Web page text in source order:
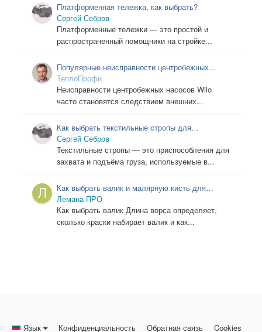
Платформенная тележка, как выбрать?
Сергей Себров
Платформенные тележки — это простой и
распространенный помощники на стройке...
Популярные неисправности центробежных
насосов Wilo и способы их ремонта
ТеплоПрофи
Неисправности центробежных насосов Wilo
часто становятся следствием внешних...
Как выбрать текстильные стропы для
строительства и бизнеса: советы и
рекомендации
Сергей Себров
Текстильные стропы — это приспособления для
захвата и подъёма груза, используемые в...
Как выбрать валик и малярную кисть для
покраски стен
Лемана ПРО
Как выбрать валик Длина ворса определяет,
сколько краски набирает валик и как...
Язык Конфиденциальность Обратная связь Cookies